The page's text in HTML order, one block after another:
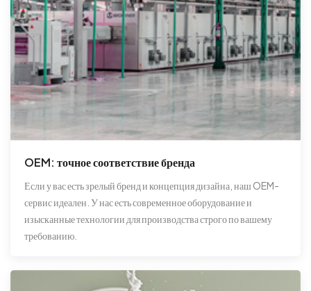
OEM: точное соответствие бренда
Если у вас есть зрелый бренд и концепция дизайна, наш OEM-
сервис идеален. У нас есть современное оборудование и
изысканные технологии для производства строго по вашему
требованию.